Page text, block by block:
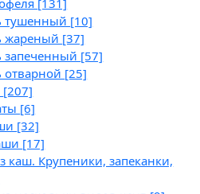
[131]
тушенный [10]
жареный [37]
запеченный [57]
отварной [25]
[207]
[6]
[32]
[17]
каш. Крупеники, запеканки,